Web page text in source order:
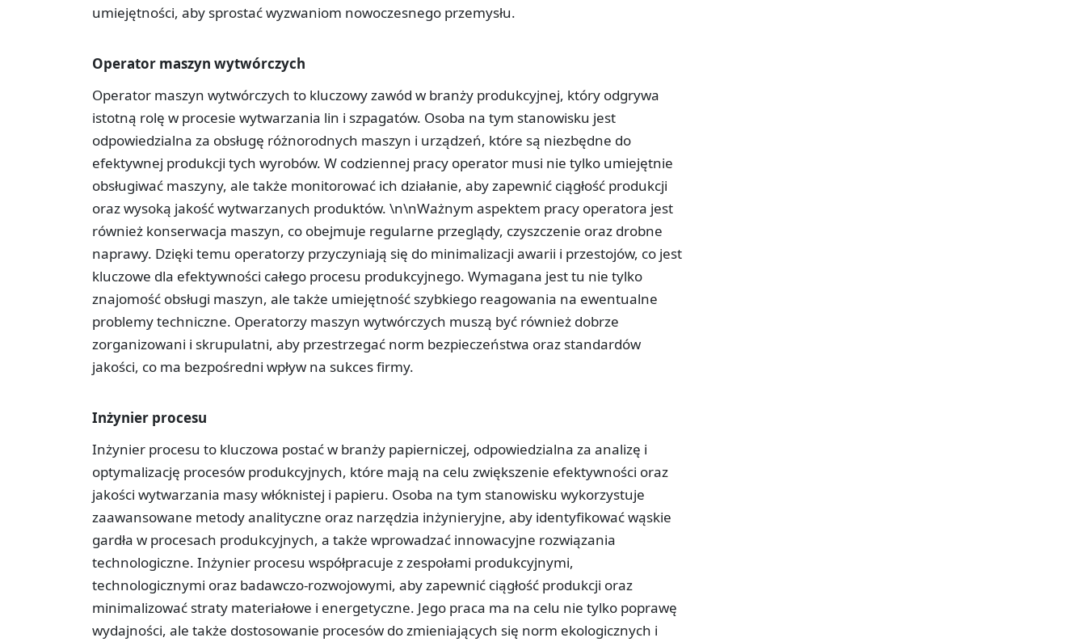
umiejętności, aby sprostać wyzwaniom nowoczesnego przemysłu.
Operator maszyn wytwórczych
Operator maszyn wytwórczych to kluczowy zawód w branży produkcyjnej, który odgrywa
istotną rolę w procesie wytwarzania lin i szpagatów. Osoba na tym stanowisku jest
odpowiedzialna za obsługę różnorodnych maszyn i urządzeń, które są niezbędne do
efektywnej produkcji tych wyrobów. W codziennej pracy operator musi nie tylko umiejętnie
obsługiwać maszyny, ale także monitorować ich działanie, aby zapewnić ciągłość produkcji
oraz wysoką jakość wytwarzanych produktów. \n\nWażnym aspektem pracy operatora jest
również konserwacja maszyn, co obejmuje regularne przeglądy, czyszczenie oraz drobne
naprawy. Dzięki temu operatorzy przyczyniają się do minimalizacji awarii i przestojów, co jest
kluczowe dla efektywności całego procesu produkcyjnego. Wymagana jest tu nie tylko
znajomość obsługi maszyn, ale także umiejętność szybkiego reagowania na ewentualne
problemy techniczne. Operatorzy maszyn wytwórczych muszą być również dobrze
zorganizowani i skrupulatni, aby przestrzegać norm bezpieczeństwa oraz standardów
jakości, co ma bezpośredni wpływ na sukces firmy.
Inżynier procesu
Inżynier procesu to kluczowa postać w branży papierniczej, odpowiedzialna za analizę i
optymalizację procesów produkcyjnych, które mają na celu zwiększenie efektywności oraz
jakości wytwarzania masy włóknistej i papieru. Osoba na tym stanowisku wykorzystuje
zaawansowane metody analityczne oraz narzędzia inżynieryjne, aby identyfikować wąskie
gardła w procesach produkcyjnych, a także wprowadzać innowacyjne rozwiązania
technologiczne. Inżynier procesu współpracuje z zespołami produkcyjnymi,
technologicznymi oraz badawczo-rozwojowymi, aby zapewnić ciągłość produkcji oraz
minimalizować straty materiałowe i energetyczne. Jego praca ma na celu nie tylko poprawę
wydajności, ale także dostosowanie procesów do zmieniających się norm ekologicznych i